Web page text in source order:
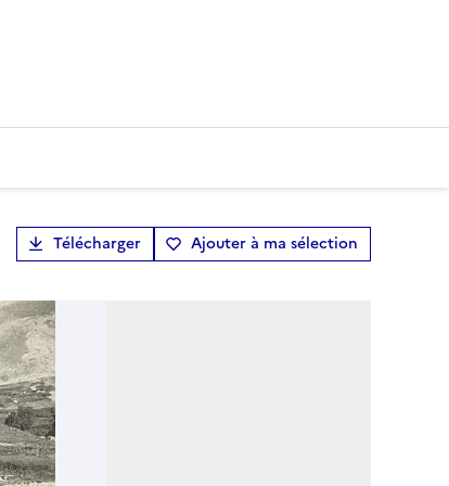
Télécharger Ajouter à ma sélection